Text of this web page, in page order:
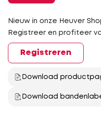
Nieuw in onze Heuver
Registreer en profiteer
Registreren
Download
Download